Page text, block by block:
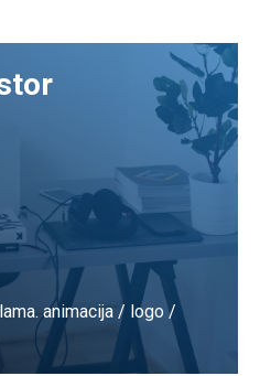
animacija / logo /